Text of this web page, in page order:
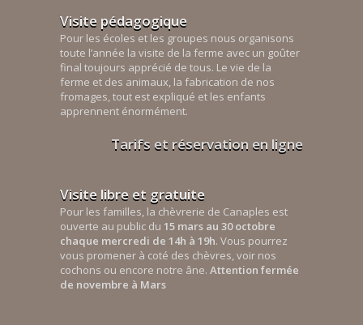
Visite pédagogique
Pour les écoles et les groupes nous organisons
toute l’année la visite de la ferme avec un goûter
final toujours apprécié de tous. Le vie de la
ferme et des animaux, la fabrication de nos
fromages, tout est expliqué et les enfants
apprennent énormément.
Tarifs et réservation en ligne
Visite libre et gratuite
Pour les familles, la chèvrerie de Canaples est
ouverte au public du 15 mars au 30 octobre
chaque mercredi de 14h à 19h. Vous pourrez
vous promener à coté des chèvres, voir nos
cochons ou encore notre âne. Attention fermée
de novembre à Mars